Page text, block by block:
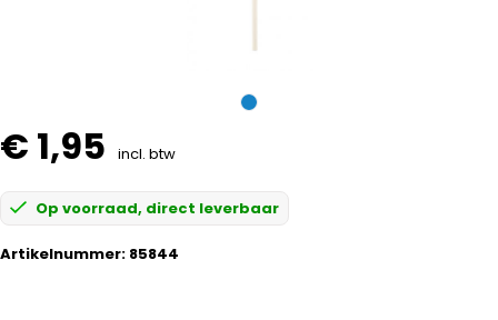
€ 1,95 incl. btw
Op voorraad, direct leverbaar
Artikelnummer: 85844